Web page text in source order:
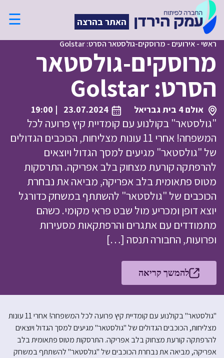
האתר בהרצה ☰
ראשי-אירועים - מרוסקים-גולסטאר הסרט: Golstar
מרוסקים-גולסטאר
הסרט: Golstar
אולם 4 בית גבריאל 23.07.2024
| 19:00
"גולסטאר" בקולנוע עם קומדיית קיץ פרועה לכל
המשפחה! אחרי 11 עונות מצליחות, הכוכבים הגדולים
של "גולסטאר" מגיעים למסך הגדול ויוצאים
להרפתקה קורעת מצחוק בלב אפריקה. התרסקות
מטוס פתאומית בלב אפריקה, מביאה את נבחרת
הכוכבים של "גולסטאר" להשתתף במשחק כדורגל
יוצא דופן ומכריע מול שבט פראי מקומי. כשהם
מתמודדים עם אתגרים והרפתקאות מסעירות
ופרועות, החבורה תנסה […]
להמשך קריאה
"גולסטאר" בקולנוע עם קומדיית קיץ פרועה לכל המשפחה! אחרי 11 עונות
מצליחות, הכוכבים הגדולים של "גולסטאר" מגיעים למסך הגדול ויוצאים
להרפתקה קורעת מצחוק בלב אפריקה. התרסקות מטוס פתאומית בלב
אפריקה, מביאה את נבחרת הכוכבים של "גולסטאר" להשתתף במשחק